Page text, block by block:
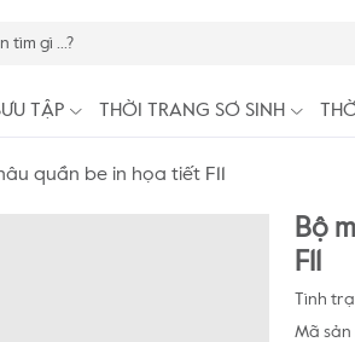
TẬP THỜI TRANG SƠ SINH
quần be in họa tiết F11
Bộ
F11
Tình
Mã sản